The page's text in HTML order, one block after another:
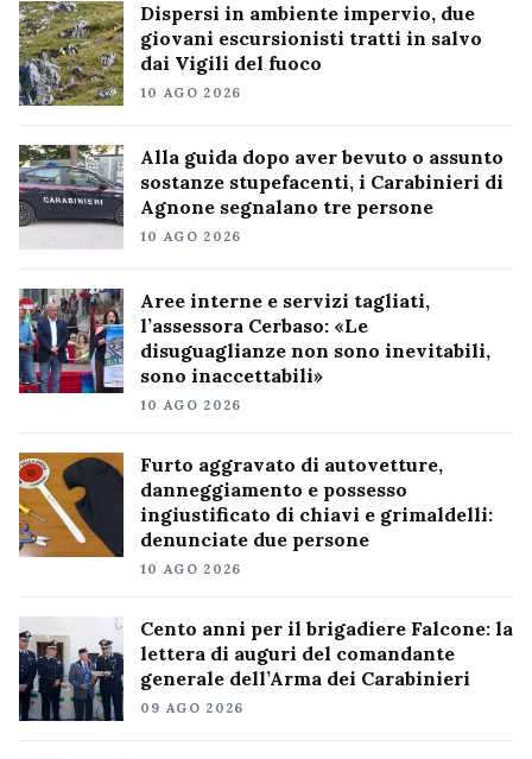
Dispersi in ambiente impervio, due
giovani escursionisti tratti in salvo
dai Vigili del fuoco
10 AGO 2026
Alla guida dopo aver bevuto o assunto
sostanze stupefacenti, i Carabinieri di
Agnone segnalano tre persone
10 AGO 2026
Aree interne e servizi tagliati,
l’assessora Cerbaso: «Le
disuguaglianze non sono inevitabili,
sono inaccettabili»
10 AGO 2026
Furto aggravato di autovetture,
danneggiamento e possesso
ingiustificato di chiavi e grimaldelli:
denunciate due persone
10 AGO 2026
Cento anni per il brigadiere Falcone: la
lettera di auguri del comandante
generale dell’Arma dei Carabinieri
09 AGO 2026